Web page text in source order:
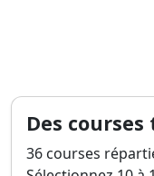
Des
36 courses